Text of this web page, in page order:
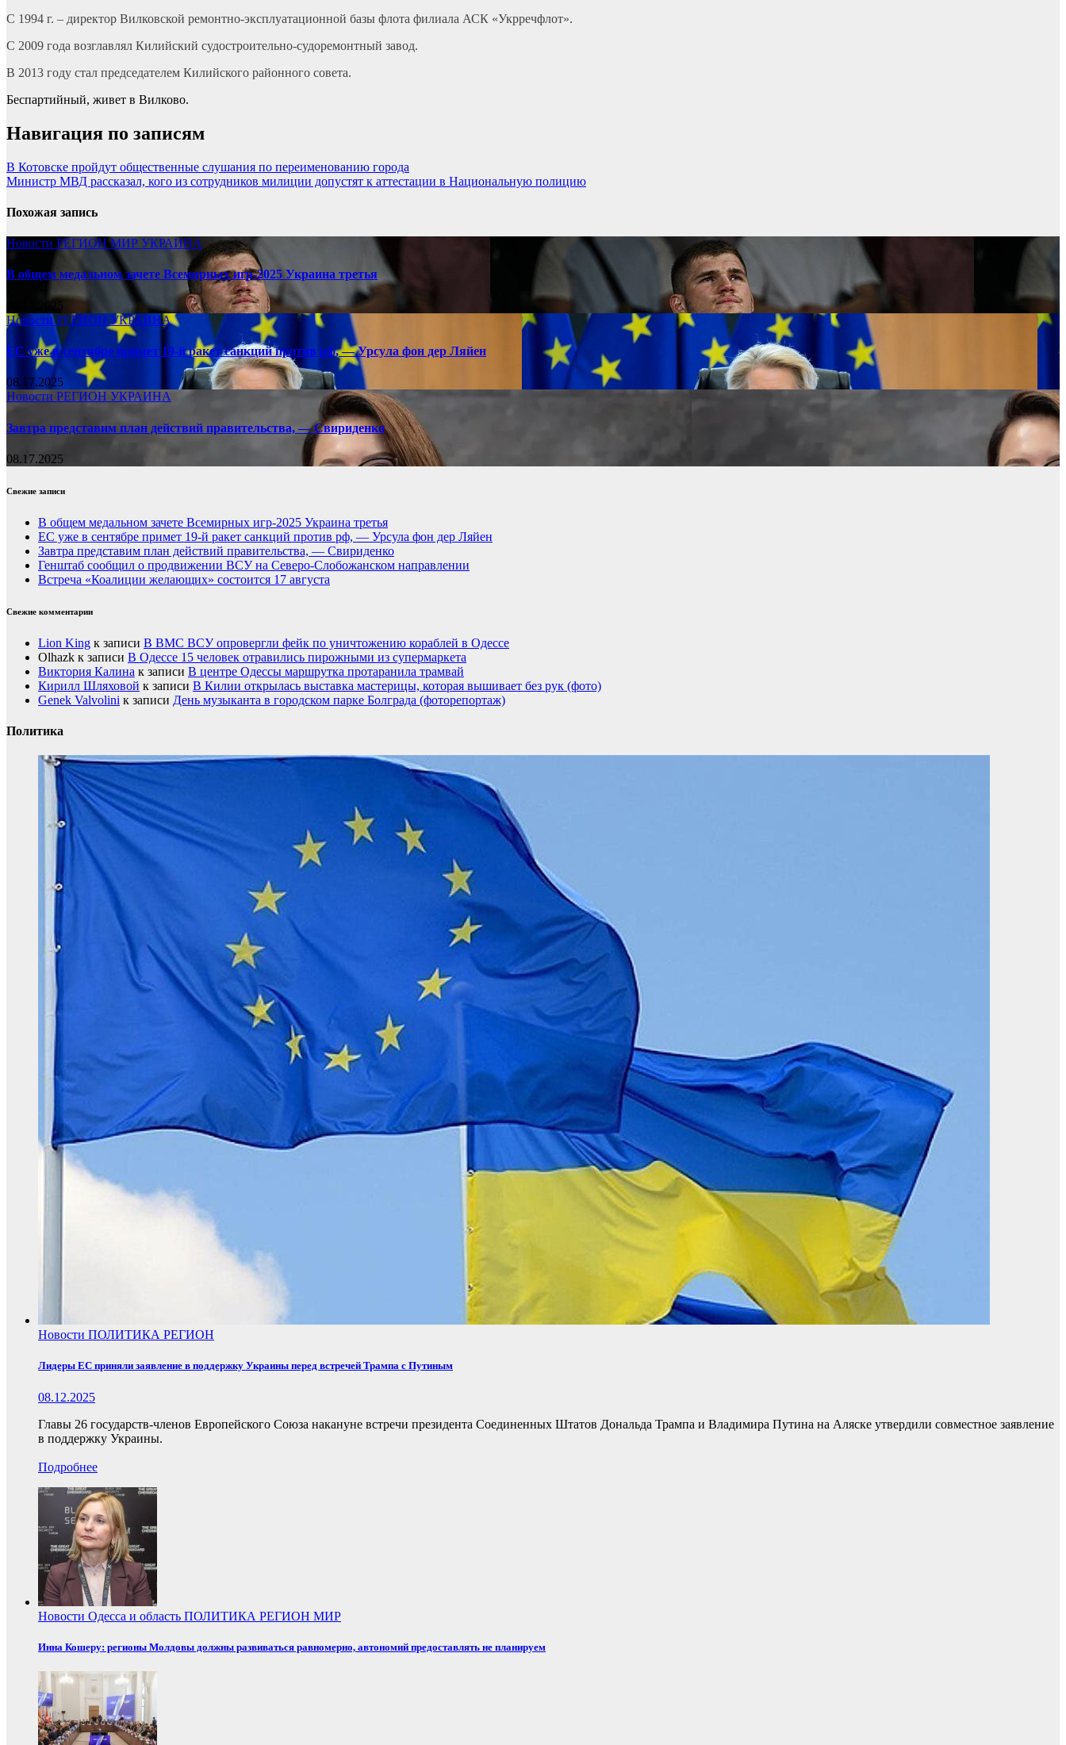
С 1994 г. – директор Вилковской ремонтно-эксплуатационной базы флота филиала АСК «Укрречфлот».
С 2009 года возглавлял Килийский судостроительно-судоремонтный завод.
В 2013 году стал председателем Килийского районного совета.
Беспартийный, живет в Вилково.
Навигация по записям
В Котовске пройдут общественные слушания по переименованию города
Министр МВД рассказал, кого из сотрудников милиции допустят к аттестации в Национальную полицию
Похожая запись
Новости РЕГИОНМИР УКРАИНА
В общем медальном зачете Всемирных игр-2025 Украина третья
08.17.2025
НовостиРЕГИОНУКРАИНА
ЕС уже в сентябре примет 19-й ракет санкций против рф, — Урсула фон дер Ляйен
08.17.2025
Новости РЕГИОН УКРАИНА
Завтра представим план действий правительства, — Свириденко
08.17.2025
Свежие записи
В общем медальном зачете Всемирных игр-2025 Украина третья
ЕС уже в сентябре примет 19-й ракет санкций против рф, — Урсула фон дер Ляйен
Завтра представим план действий правительства, — Свириденко
Генштаб сообщил о продвижении ВСУ на Северо-Слобожанском направлении
Встреча «Коалиции желающих» состоится 17 августа
Свежие комментарии
Lion King к записи В ВМС ВСУ опровергли фейк по уничтожению кораблей в Одессе
Olhazk к записи В Одессе 15 человек отравились пирожными из супермаркета
Виктория Калина к записи В центре Одессы маршрутка протаранила трамвай
Кирилл Шляховой к записи В Килии открылась выставка мастерицы, которая вышивает без рук (фото)
Genek Valvolini к записи День музыканта в городском парке Болграда (фоторепортаж)
Политика
Новости ПОЛИТИКА РЕГИОН
Лидеры ЕС приняли заявление в поддержку Украины перед встречей Трампа с Путиным
08.12.2025
Главы 26 государств-членов Европейского Союза накануне встречи президента Соединенных Штатов Дональда Трампа и Владимира Путина на Аляске утвердили совместное заявление
в поддержку Украины.
Подробнее
Новости Одесса и область ПОЛИТИКА РЕГИОН МИР
Инна Кошеру: регионы Молдовы должны развиваться равномерно, автономий предоставлять не планируем